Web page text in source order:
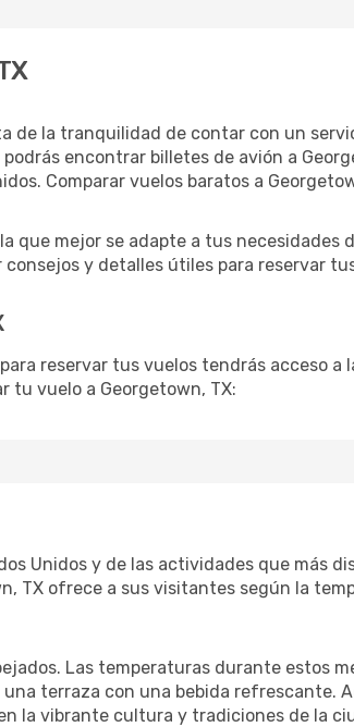
de la tranquilidad de contar con un
encontrar billetes de avión a
Comparar vuelos baratos a
que mejor se adapte a tus necesidades
y detalles útiles para reservar
reservar tus vuelos tendrás acceso a
tu vuelo a Georgetown, TX:
Unidos y de las actividades que más
TX ofrece a sus visitantes según la
Las temperaturas durante estos
terraza con una bebida refrescante.
la vibrante cultura y tradiciones de la